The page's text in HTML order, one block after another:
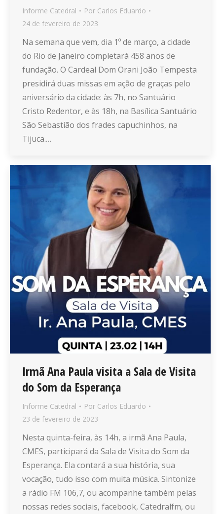
Informe Catedral Por Carlos Eduardo
24 de fevereiro de 2023
Na semana que vem, dia 1º de março, a cidade
do Rio de Janeiro completará 458 anos de
fundação. O Cardeal Dom Orani João Tempesta
presidirá duas missas em ação de graças pelo
aniversário da cidade: às 7h, no Santuário
Cristo Redentor, e às 18h, na Basílica Santuário
São Sebastião dos frades capuchinhos, na
Tijuca.…
Irmã Ana Paula visita a Sala de Visita
do Som da Esperança
Informe Catedral Por Carlos Eduardo
23 de fevereiro de 2023
Nesta quinta-feira, às 14h, a irmã Ana Paula,
CMES, participará da Sala de Visita do Som da
Esperança. Ela contará a sua história, sua
vocação, tudo isso com muita música. Sintonize
a rádio FM 106,7, ou acompanhe também pelas
nossas redes sociais, facebook, Catedralfm, ou